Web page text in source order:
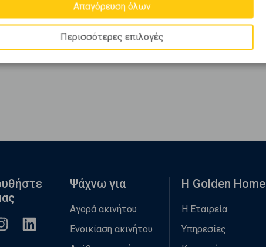
Απαγόρευση όλων
Περισσότερες επιλογές
Ψάχνω για
Αγορά ακινήτου
Ενοικίαση ακινήτου
Η Golden Home
Η Εταιρεία
Υπηρεσίες